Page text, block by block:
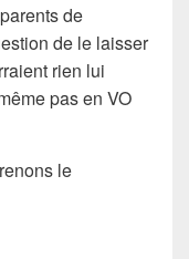
de
de le laisser
rien lui
pas en VO
le